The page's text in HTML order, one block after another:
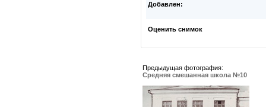
Добавлен:
Оценить снимок
Предыдущая фотография:
Средняя смешанная школа №10